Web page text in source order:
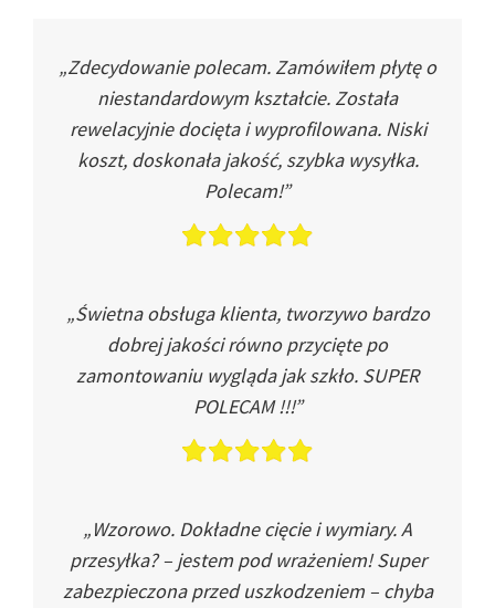
„Zdecydowanie polecam. Zamówiłem płytę o
niestandardowym kształcie. Została
rewelacyjnie docięta i wyprofilowana. Niski
koszt, doskonała jakość, szybka wysyłka.
Polecam!”
„Świetna obsługa klienta, tworzywo bardzo
dobrej jakości równo przycięte po
zamontowaniu wygląda jak szkło. SUPER
POLECAM !!!”
„Wzorowo. Dokładne cięcie i wymiary. A
przesyłka? – jestem pod wrażeniem! Super
zabezpieczona przed uszkodzeniem – chyba